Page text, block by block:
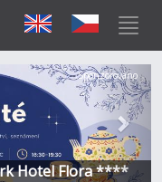
Hotel Flora ****
Další
Sponzorováno